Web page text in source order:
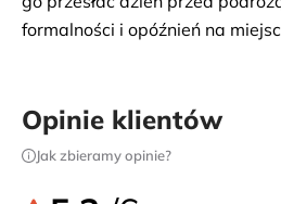
formalności i opóźnień na
Opinie klientów
Jak zbieramy opinie?